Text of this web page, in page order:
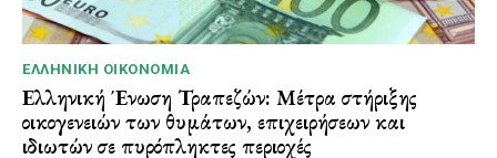
ΕΛΛΗΝΙΚΉ ΟΙΚΟΝΟΜΊΑ
Ελληνική Ένωση Τραπεζών: Μέτρα στήριξης
οικογενειών των θυμάτων, επιχειρήσεων και
ιδιωτών σε πυρόπληκτες περιοχές